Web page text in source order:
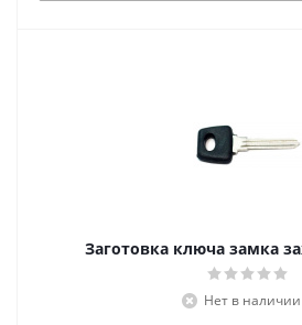
Заготовка ключа замка
Нет в наличии